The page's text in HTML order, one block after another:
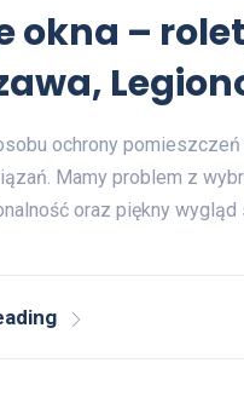
okna –
ochrony
Mamy problem z
oraz piękny